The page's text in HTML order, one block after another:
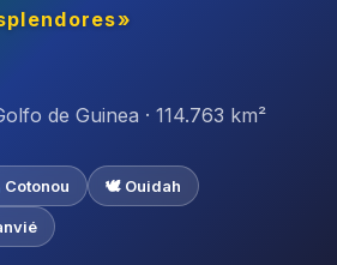
de Guinea · 114.763 km²
Cotonou 🕊 Ouidah